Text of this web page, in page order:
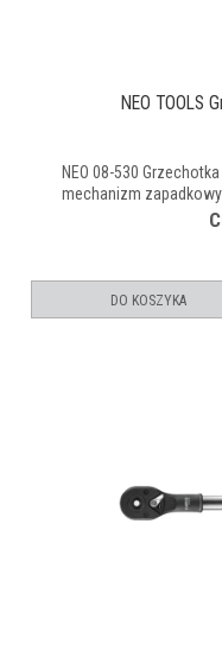
NEO TOOLS
NEO 08-530
mechanizm zapadkowy
DO KOSZYKA